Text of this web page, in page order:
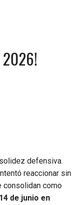
2026!
defensiva.
reaccionar sin
consolidan como
de junio en